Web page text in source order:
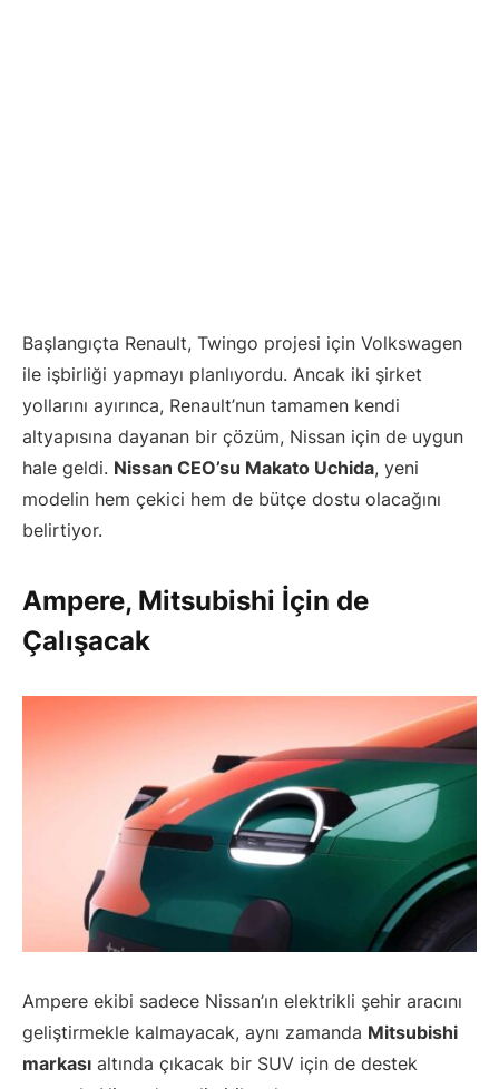
Başlangıçta Renault, Twingo projesi için Volkswagen
ile işbirliği yapmayı planlıyordu. Ancak iki şirket
yollarını ayırınca, Renault’nun tamamen kendi
altyapısına dayanan bir çözüm, Nissan için de uygun
hale geldi. Nissan CEO’su Makato Uchida, yeni
modelin hem çekici hem de bütçe dostu olacağını
belirtiyor.
Ampere, Mitsubishi İçin de
Çalışacak
Ampere ekibi sadece Nissan’ın elektrikli şehir aracını
geliştirmekle kalmayacak, aynı zamanda Mitsubishi
markası altında çıkacak bir SUV için de destek